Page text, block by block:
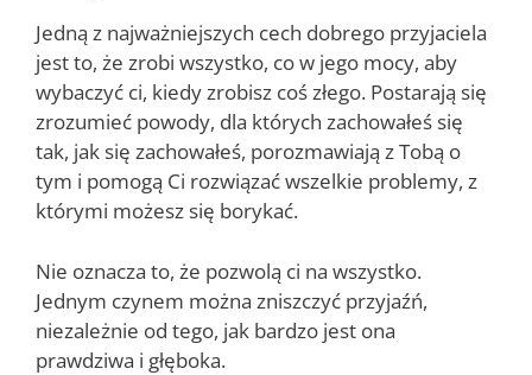
Jedną z najważniejszych cech dobrego przyjaciela
jest to, że zrobi wszystko, co w jego mocy, aby
wybaczyć ci, kiedy zrobisz coś złego. Postarają się
zrozumieć powody, dla których zachowałeś się
tak, jak się zachowałeś, porozmawiają z Tobą o
tym i pomogą Ci rozwiązać wszelkie problemy, z
którymi możesz się borykać.
Nie oznacza to, że pozwolą ci na wszystko.
Jednym czynem można zniszczyć przyjaźń,
niezależnie od tego, jak bardzo jest ona
prawdziwa i głęboka.